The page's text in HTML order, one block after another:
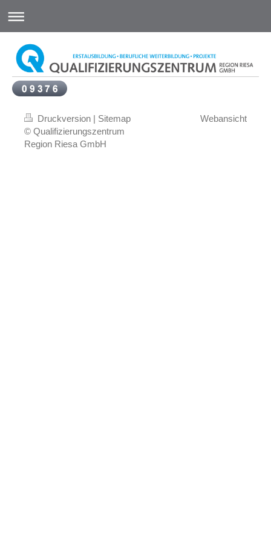
Druckversion | Sitemap
© Qualifizierungszentrum
Region Riesa GmbH
Webansicht